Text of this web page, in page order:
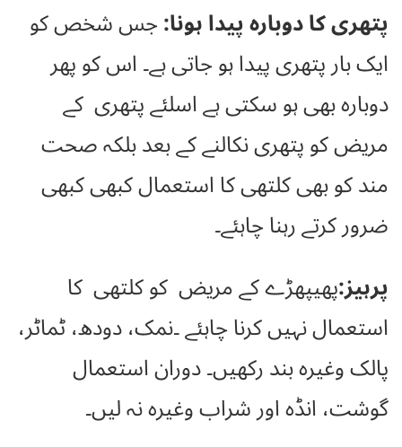
پتھری کا دوبارہ پیدا ہونا:جس شخص کو
ایک بار پتھری پیدا ہو جاتی ہے۔ اس کو پھر
دوبارہ بھی ہو سکتی ہے اسلئے پتھری کے
مریض کو پتھری نکالنے کے بعد بلکہ صحت
مند کو بھی کلتھی کا استعمال کبھی کبھی
ضرور کرتے رہنا چاہئے۔
پرہیز:پھیپھڑے کے مریض کو کلتھی کا
استعمال نہیں کرنا چاہئے ۔نمک، دودھ، ٹماٹر،
پالک وغیرہ بند رکھیں۔ دوران استعمال
گوشت، انڈہ اور شراب وغیرہ نہ لیں۔